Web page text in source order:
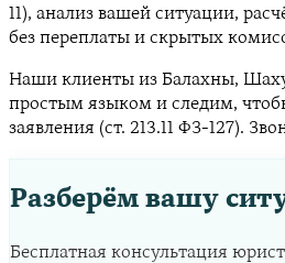
11), анализ вашей ситуации,
без переплаты и скрытых
Наши клиенты из Балахны,
простым языком и следим,
заявления (ст. 213.11 ФЗ-127).
Разберём вашу
Бесплатная консультация